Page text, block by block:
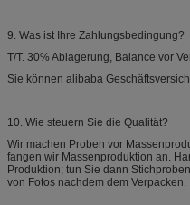
9. Was ist Ihre Zahlungsbedingung?
T/T. 30% Ablagerung, Balance vor
Sie können alibaba
10. Wie steuern Sie die Qualität?
Wir machen Proben vor
fangen wir Massenproduktion an.
Produktion; tun Sie dann
von Fotos nachdem dem Verpacken.